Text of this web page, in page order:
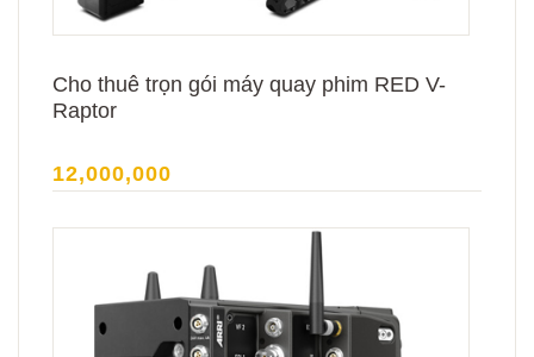
Cho thuê trọn gói máy quay phim RED V-
Raptor
12,000,000